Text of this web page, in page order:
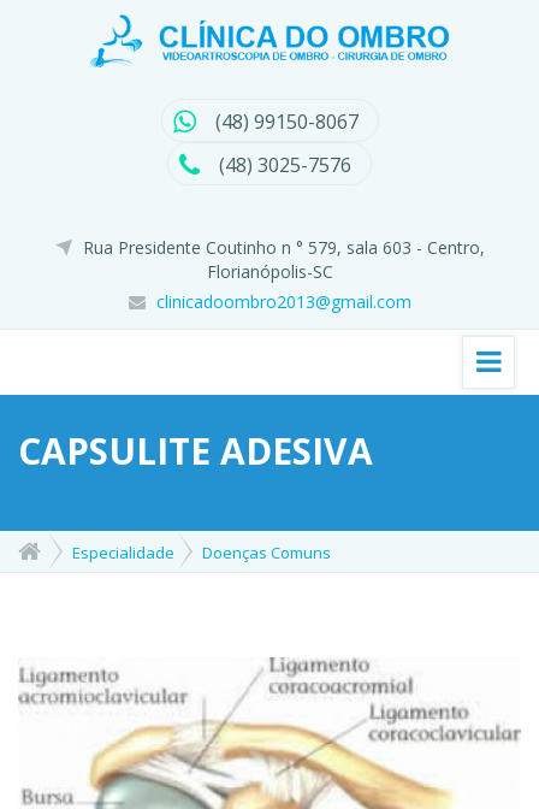
(48) 99150-8067
(48) 3025-7576
Rua Presidente Coutinho n ° 579, sala 603 - Centro,
Florianópolis-SC
clinicadoombro2013@gmail.com
CAPSULITE ADESIVA
Especialidade Doenças Comuns